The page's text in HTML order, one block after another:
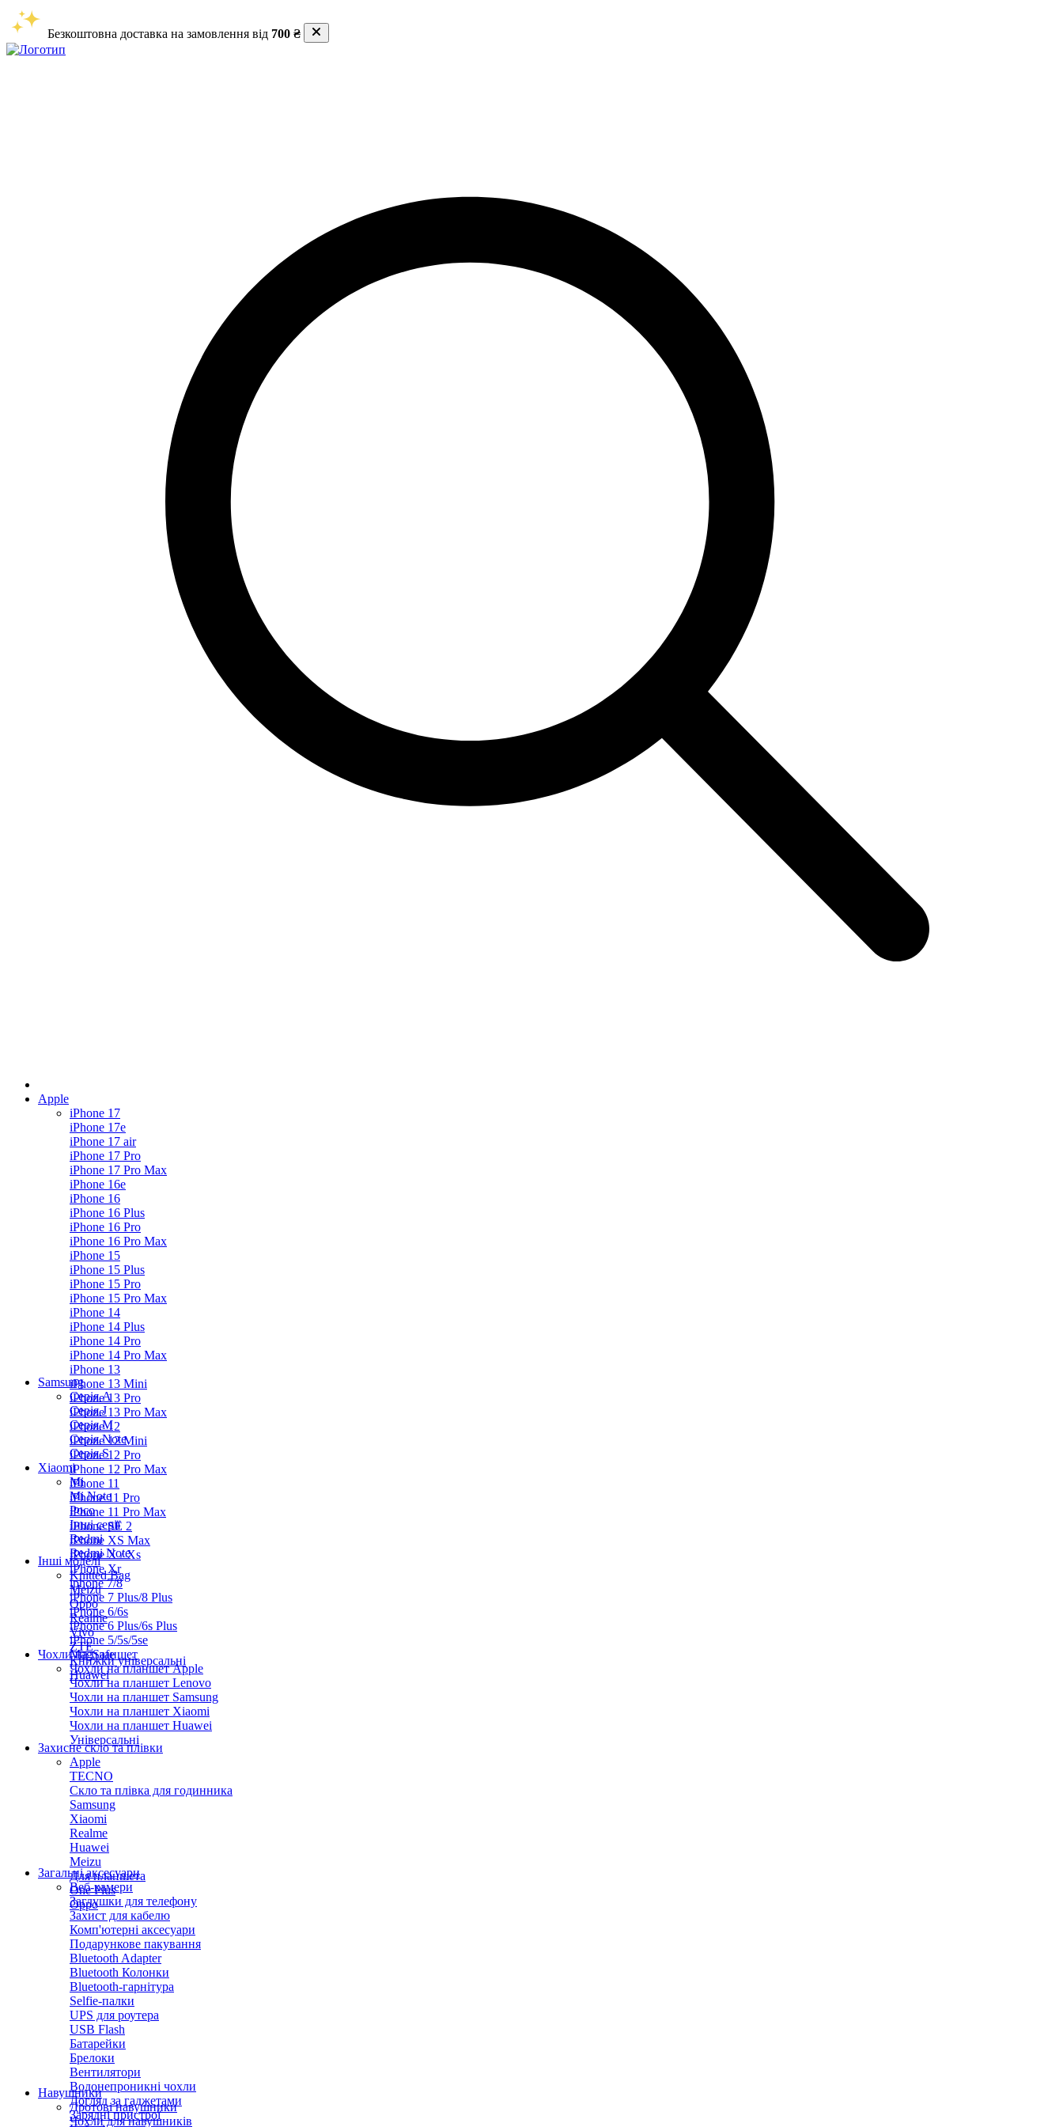
Безкоштовна доставка на замовлення від 700 ₴
Apple
iPhone 17
iPhone 17e
iPhone 17 air
iPhone 17 Pro
iPhone 17 Pro Max
iPhone 16e
iPhone 16
iPhone 16 Plus
iPhone 16 Pro
iPhone 16 Pro Max
iPhone 15
iPhone 15 Plus
iPhone 15 Pro
iPhone 15 Pro Max
iPhone 14
iPhone 14 Plus
iPhone 14 Pro
iPhone 14 Pro Max
iPhone 13
iPhone 13 Mini
iPhone 13 Pro
iPhone 13 Pro Max
iPhone 12
iPhone 12 Mini
iPhone 12 Pro
iPhone 12 Pro Max
iPhone 11
iPhone 11 Pro
iPhone 11 Pro Max
iPhone SE 2
iPhone XS Max
iPhone X / Xs
iPhone Xr
iphone 7/8
iPhone 7 Plus/8 Plus
iPhone 6/6s
iPhone 6 Plus/6s Plus
iPhone 5/5s/5se
MagSafe
Samsung
Серія А
Серiя J
Серiя M
Серія Note
Серія S
Xiaomi
Mi
Mi Note
Poco
Інші серії
Redmi
Redmi Note
Інші моделі
Knitted Bag
Meizu
Oppo
Realme
Vivo
ZTE
Книжки універсальні
Huawei
Чохли на планшет
Чохли на планшет Apple
Чохли на планшет Lenovo
Чохли на планшет Samsung
Чохли на планшет Xiaomi
Чохли на планшет Huawei
Універсальні
Захисне скло та плівки
Apple
TECNO
Скло та плівка для годинника
Samsung
Xiaomi
Realme
Huawei
Meizu
Для планшета
One Plus
Oppo
Загальні аксесуари
Веб-камери
Заглушки для телефону
Захист для кабелю
Комп'ютерні аксесуари
Подарункове пакування
Bluetooth Adapter
Bluetooth Колонки
Bluetooth-гарнітура
Selfie-палки
UPS для роутера
USB Flash
Батарейки
Брелоки
Вентилятори
Водонепроникні чохли
Догляд за гаджетами
Зарядні пристрої
Навушники
Дротові навушники
Чохли для навушників